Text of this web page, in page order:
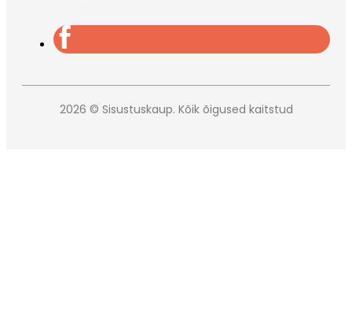
2026 © Sisustuskaup. Kõik õigused kaitstud